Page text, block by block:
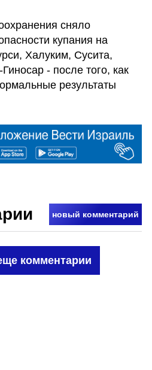
сняло
купания на
Халуким, Сусита,
- после того, как
результаты
новый комментарий
комментарии